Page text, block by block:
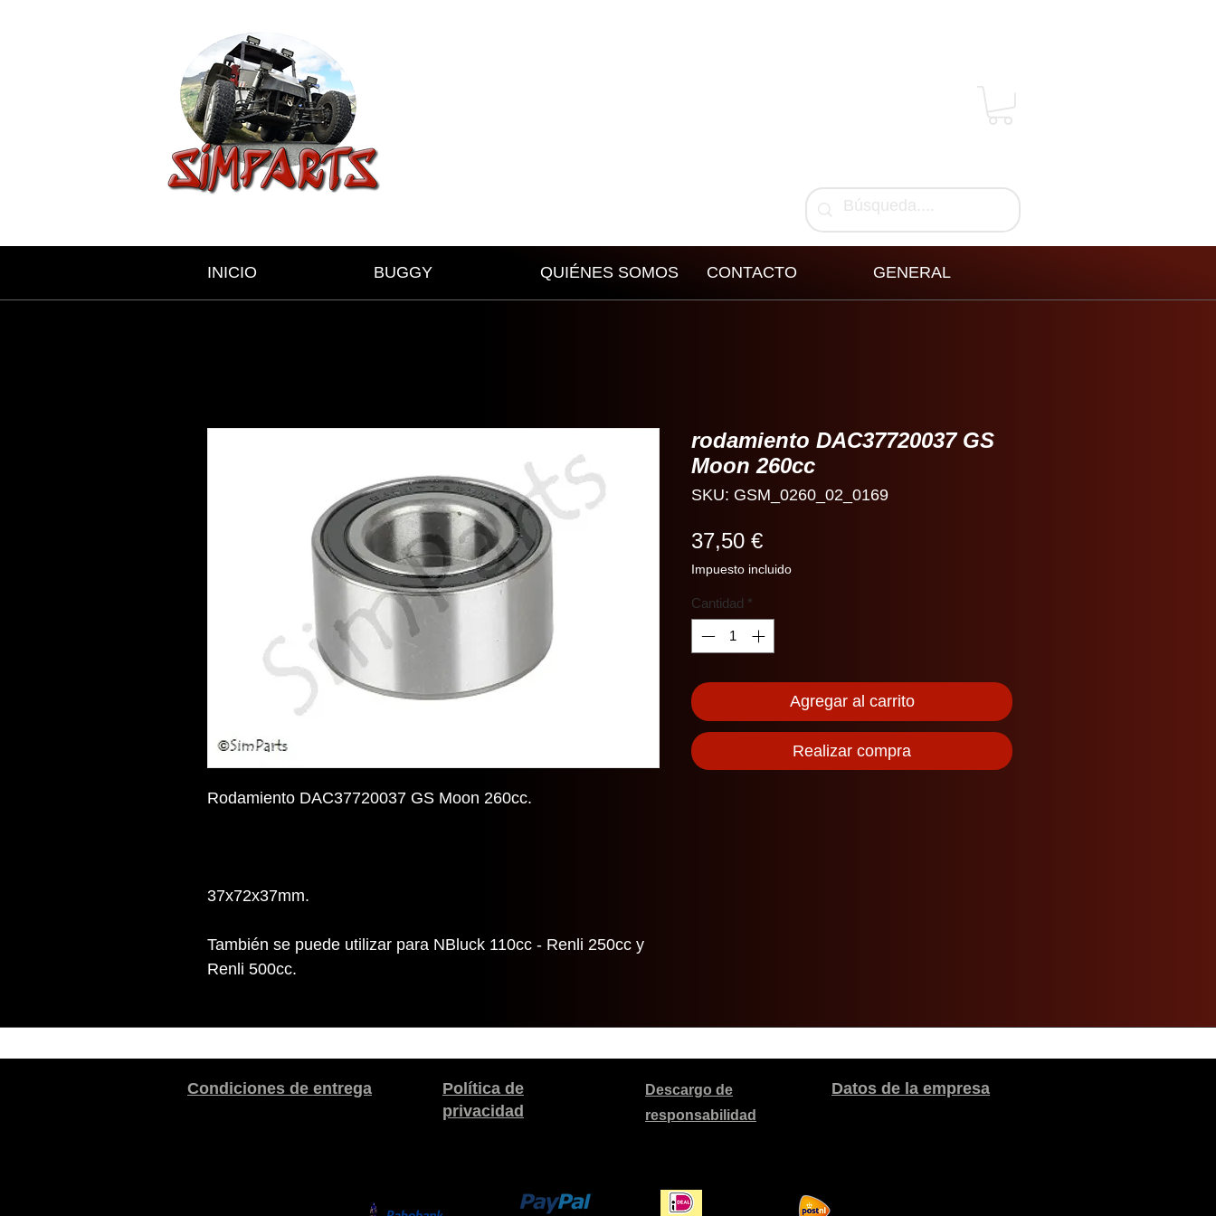
INICIO BUGGY QUIÉNES SOMOS CONTACTO GENERAL
Rodamiento DAC37720037 GS Moon 260cc.
37x72x37mm.
También se puede utilizar para NBluck 110cc - Renli 250cc y
Renli 500cc.
rodamiento DAC37720037 GS
Moon 260cc
SKU: GSM_0260_02_0169
37,50 €Precio
Impuesto incluido
Cantidad *
Agregar al carrito
Realizar compra
Condiciones de entrega
Política de
privacidad
Descargo de
responsabilidad
Datos de la empresa